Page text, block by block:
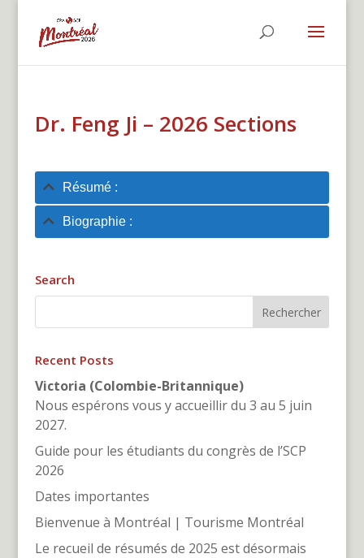
Dr. Feng Ji – 2026 Sections
Résumé :
Biographie :
Search
Recent Posts
Victoria (Colombie-Britannique)
Nous espérons vous y accueillir du 3 au 5 juin
2027.
Guide pour les étudiants du congrès de l’SCP
2026
Dates importantes
Bienvenue à Montréal | Tourisme Montréal
Le recueil de résumés de 2025 est désormais